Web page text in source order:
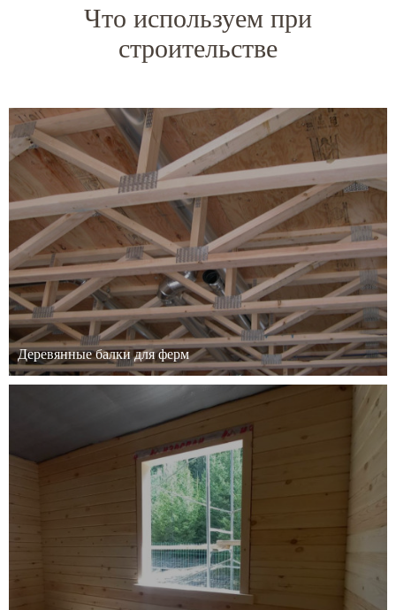
Что используем при
строительстве
Деревянные балки для ферм